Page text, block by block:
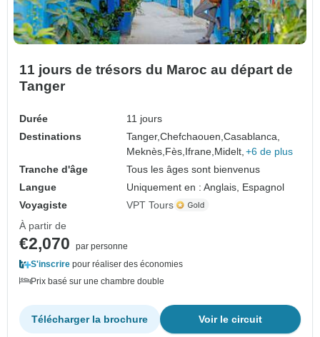
11 jours de trésors du Maroc au départ de
Tanger
Durée
11 jours
Destinations
Tanger,Chefchaouen,Casablanca,
Meknès, Fès, Ifrane, Midelt, +6 de plus
Tranche d'âge
Tous les âges sont bienvenus
Langue
Uniquement en : Anglais, Espagnol
Voyagiste
VPT Tours
À partir de
€2,070
par personne
S'inscrire pour réaliser des économies
Prix basé sur une chambre double
Voir le circuit
Télécharger la brochure